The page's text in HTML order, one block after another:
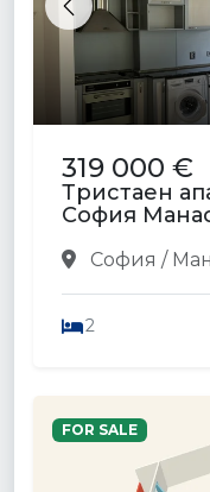
Previous
319 000 €
Тристаен
София
София /
2
FOR SALE